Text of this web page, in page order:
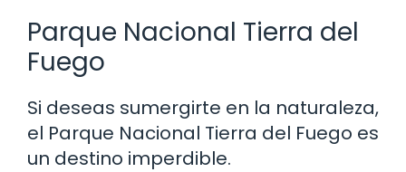
Parque Nacional Tierra del
Fuego
Si deseas sumergirte en la naturaleza,
el Parque Nacional Tierra del Fuego es
un destino imperdible.